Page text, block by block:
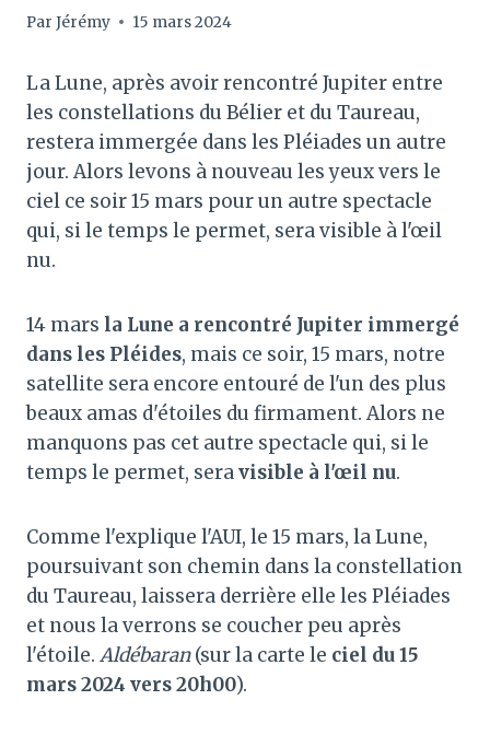
Par Jérémy 15 mars 2024
La Lune, après avoir rencontré Jupiter entre
les constellations du Bélier et du Taureau,
restera immergée dans les Pléiades un autre
jour. Alors levons à nouveau les yeux vers le
ciel ce soir 15 mars pour un autre spectacle
qui, si le temps le permet, sera visible à l'œil
nu.
14 mars la Lune a rencontré Jupiter immergé
dans les Pléides, mais ce soir, 15 mars, notre
satellite sera encore entouré de l'un des plus
beaux amas d'étoiles du firmament. Alors ne
manquons pas cet autre spectacle qui, si le
temps le permet, seravisible à l'œil nu.
Comme l'explique l'AUI, le 15 mars, la Lune,
poursuivant son chemin dans la constellation
du Taureau, laissera derrière elle les Pléiades
et nous la verrons se coucher peu après
l'étoile. Aldébaran(sur la carte le ciel du 15
mars 2024 vers 20h00).